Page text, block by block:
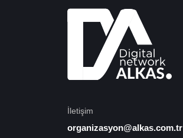
İletişim
organizasyon@alkas.com.tr